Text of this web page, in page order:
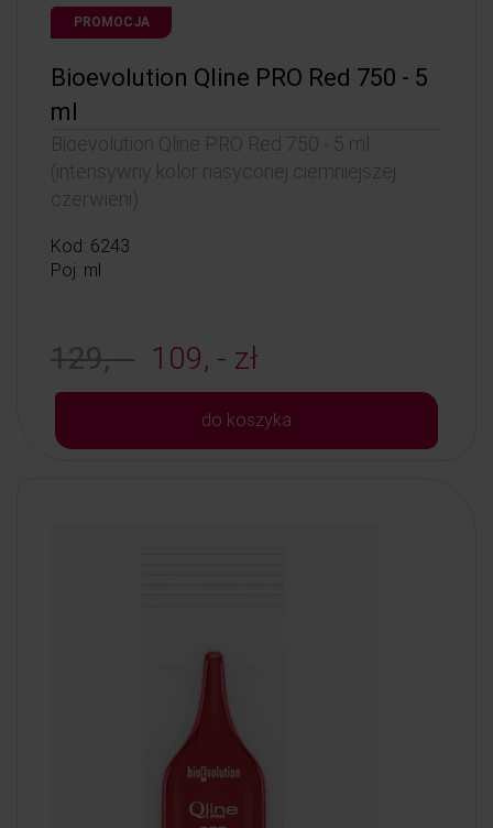
PROMOCJA
Bioevolution Qline PRO Red 750 - 5
ml
Bioevolution Qline PRO Red 750 - 5 ml
(intensywny kolor nasyconej ciemniejszej
czerwieni)
Kod: 6243
Poj: ml
129, - 109, - zł
do koszyka